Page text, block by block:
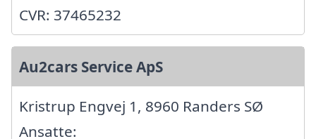
CVR: 37465232
Au2cars Service ApS
Kristrup Engvej 1, 8960 Randers SØ
Ansatte: